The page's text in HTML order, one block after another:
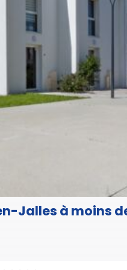
Jalles à moins